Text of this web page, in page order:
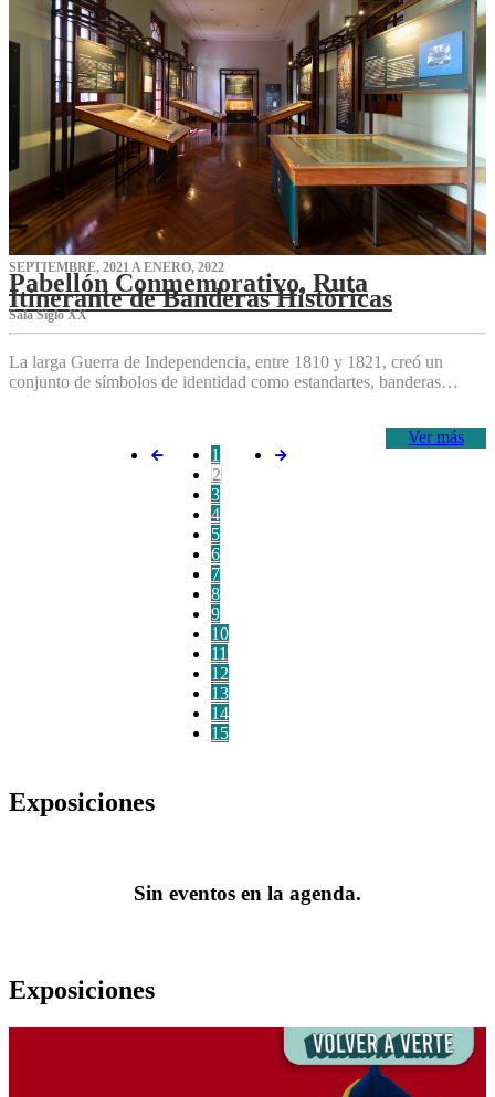
SEPTIEMBRE, 2021 A ENERO, 2022
Pabellón Conmemorativo, Ruta
Itinerante de Banderas Históricas
Sala Siglo XX
La larga Guerra de Independencia, entre 1810 y 1821, creó un
conjunto de símbolos de identidad como estandartes, banderas…
Ver más
1
2
3
4
5
6
7
8
9
10
11
12
13
14
15
Exposiciones
Sin eventos en la agenda.
Exposiciones